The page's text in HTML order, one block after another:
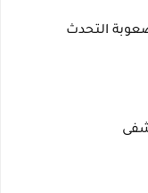
التحدث